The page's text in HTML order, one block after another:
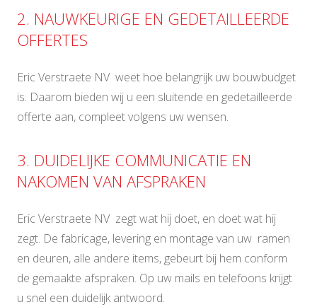
2. NAUWKEURIGE EN GEDETAILLEERDE
OFFERTES
Eric Verstraete NV weet hoe belangrijk uw bouwbudget
is. Daarom bieden wij u een sluitende en gedetailleerde
offerte aan, compleet volgens uw wensen.
3. DUIDELIJKE COMMUNICATIE EN
NAKOMEN VAN AFSPRAKEN
Eric Verstraete NV zegt wat hij doet, en doet wat hij
zegt. De fabricage, levering en montage van uw ramen
en deuren, alle andere items, gebeurt bij hem conform
de gemaakte afspraken. Op uw mails en telefoons krijgt
u snel een duidelijk antwoord.